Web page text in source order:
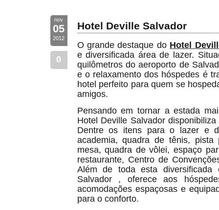
nov
05
2012
0
Hotel Deville Salvador
O grande destaque do Hotel
e diversificada área de lazer.
quilômetros do aeroporto de
e o relaxamento dos hóspedes é
hotel perfeito para quem se
amigos.
Pensando em tornar a estada
Hotel Deville Salvador
Dentre os itens para o lazer e
academia, quadra de tênis, pista
mesa, quadra de vôlei, espaço
restaurante, Centro de
Além de toda esta diversificada
Salvador , oferece aos
acomodações espaçosas e
para o conforto.